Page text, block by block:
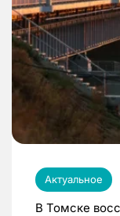
Актуальное
В Томске